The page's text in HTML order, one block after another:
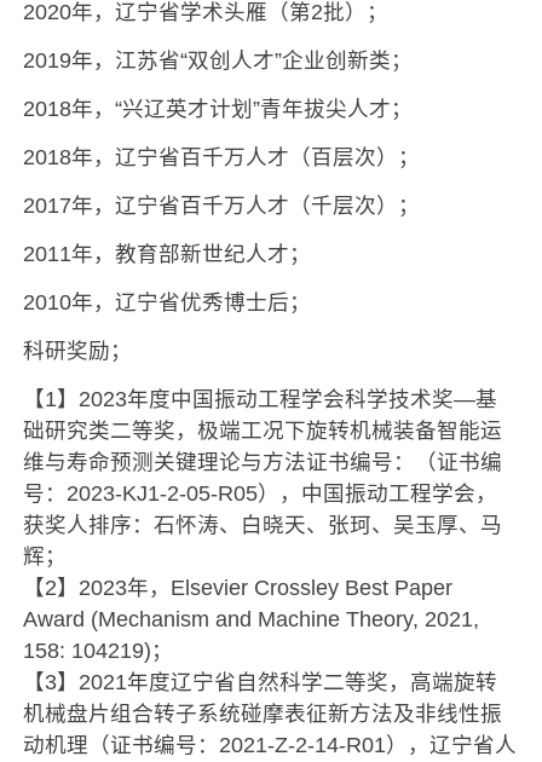
2020年，辽宁省学术头雁（第2批）；
2019年，江苏省“双创人才”企业创新类；
2018年，“兴辽英才计划”青年拔尖人才；
2018年，辽宁省百千万人才（百层次）；
2017年，辽宁省百千万人才（千层次）；
2011年，教育部新世纪人才；
2010年，辽宁省优秀博士后；
科研奖励；
【1】2023年度中国振动工程学会科学技术奖—基
础研究类二等奖，极端工况下旋转机械装备智能运
维与寿命预测关键理论与方法证书编号：（证书编
号：2023-KJ1-2-05-R05），中国振动工程学会，
获奖人排序：石怀涛、白晓天、张珂、吴玉厚、马
辉；
【2】2023年，Elsevier Crossley Best Paper
Award (Mechanism and Machine Theory, 2021,
158: 104219)；
【3】2021年度辽宁省自然科学二等奖，高端旋转
机械盘片组合转子系统碰摩表征新方法及非线性振
动机理（证书编号：2021-Z-2-14-R01），辽宁省人